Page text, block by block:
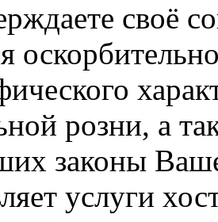
своё
розни, а
законы
услуги